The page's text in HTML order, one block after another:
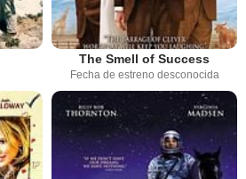
The Smell of Success
Fecha de estreno desconocida